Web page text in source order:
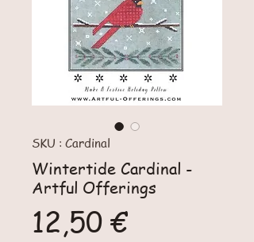
SKU : Cardinal
Wintertide Cardinal -
Artful Offerings
12,50 €Prix